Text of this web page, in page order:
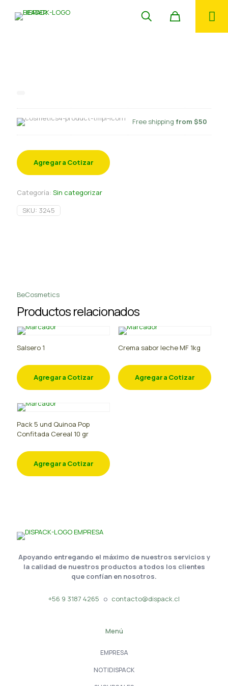
Free shipping from $50
Agregar a Cotizar
Categoría: Sin categorizar
SKU: 3245
BeCosmetics
Productos relacionados
Salsero 1
Agregar a Cotizar
Crema sabor leche MF 1kg
Agregar a Cotizar
Pack 5 und Quinoa Pop
Confitada Cereal 10 gr
Agregar a Cotizar
Apoyando entregando el máximo de nuestros servicios y
la calidad de nuestros productos a todos los clientes
que confían en nosotros.
+56 9 3187 4265 o contacto@dispack.cl
Menú
EMPRESA
NOTIDISPACK